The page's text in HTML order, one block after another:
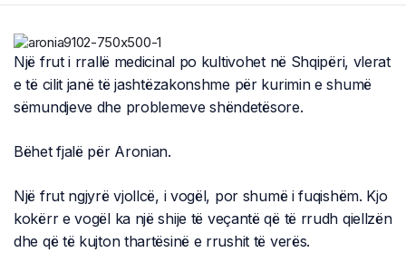
Një frut i rrallë medicinal po kultivohet në Shqipëri, vlerat
e të cilit janë të jashtëzakonshme për kurimin e shumë
sëmundjeve dhe problemeve shëndetësore.
Bëhet fjalë për Aronian.
Një frut ngjyrë vjollcë, i vogël, por shumë i fuqishëm. Kjo
kokërr e vogël ka një shije të veçantë që të rrudh qiellzën
dhe që të kujton thartësinë e rrushit të verës.